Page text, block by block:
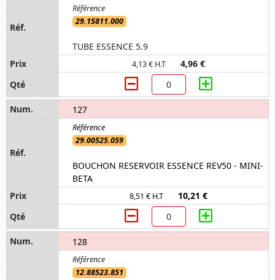
29.15811.000
TUBE ESSENCE 5.9
4,13 € H.T 4,96 €
127
29.00525.059
BOUCHON RESERVOIR ESSENCE REV50 - MINI-
BETA
8,51 € H.T 10,21 €
128
12.88523.851